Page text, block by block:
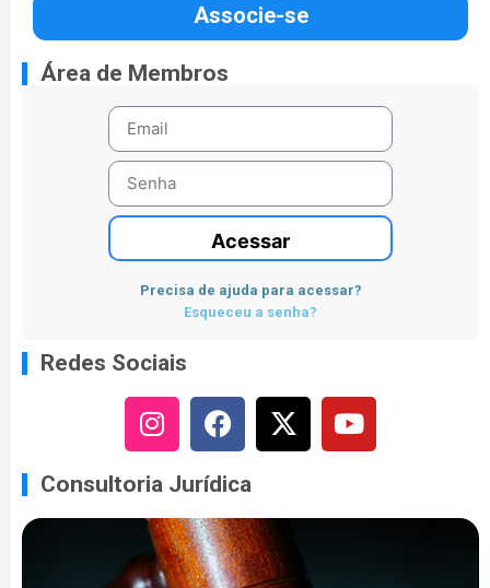
Associe-se
Área de Membros
Acessar
Precisa de ajuda para acessar?
Esqueceu a senha?
Redes Sociais
Consultoria Jurídica